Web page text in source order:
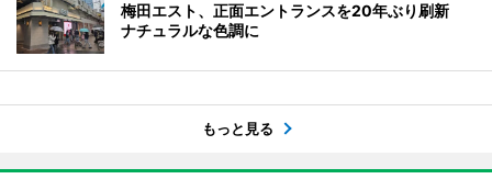
梅田エスト、正面エントランスを20年ぶり刷新
ナチュラルな色調に
もっと見る